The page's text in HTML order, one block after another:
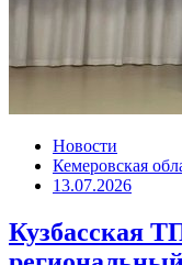
Новости
Кемеровская
13.07.2026
Кузбасская